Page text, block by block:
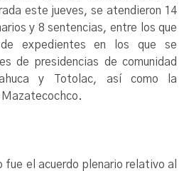
este jueves, se atendieron 14
y 8 sentencias, entre los que
expedientes en los que se
de presidencias de comunidad
y Totolac, así como la
Mazatecochco.
fue el acuerdo plenario relativo al